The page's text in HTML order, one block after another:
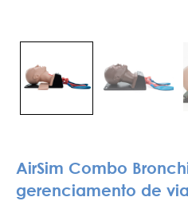
AirSim Combo
gerenciamento de